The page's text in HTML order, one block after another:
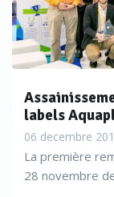
labels
06 decembre
La première
28 novembre